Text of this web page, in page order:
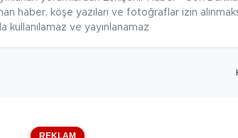
haber, köşe yazıları ve fotoğraflar izin
kullanılamaz ve yayınlanamaz